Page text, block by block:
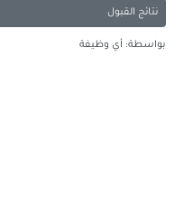
نتائج القبول
بواسطة: أي وظيفة